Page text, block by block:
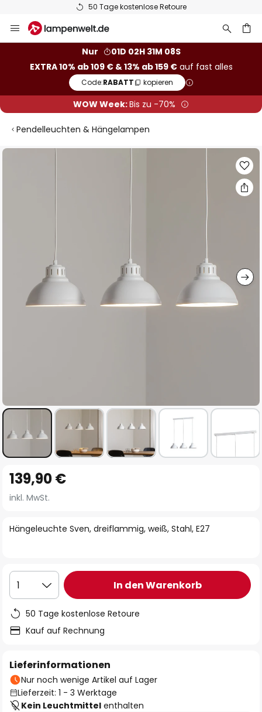
50 Tage kostenlose Retoure
Inhalt
Nur
01D 02H 31M 07S
EXTRA 10% ab 109 € & 13% ab 159 €auf fast alles
Code:RABATT kopieren
WOW Week:Bis zu -70%
Pendelleuchten & Hängelampen
Zum
Anfang
der
springen
Hängeleuchte Sven, dreiflammig, weiß, Stahl, E27
139,90 €
inkl. MwSt.
1 In den Warenkorb
50 Tage kostenlose Retoure
Kauf auf Rechnung
Lieferinformationen
Nur noch wenige Artikel auf Lager
Lieferzeit: 1 - 3 Werktage
Kein Leuchtmittel enthalten